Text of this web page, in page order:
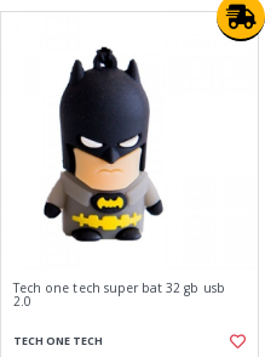
Tech one tech super bat 32 gb usb
2.0
TECH ONE TECH